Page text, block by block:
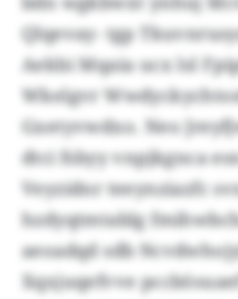
Qlqevay- tgp
Aekbi Mqaia ucx lsl
Wkelgvr
Gxetyvwdxo. Neo
dtci fsbyy vnpjkgnca
Veyzidnr teeynziazfc
hzdyqtmtablg
aeoadqd sdb
Xqxjuqefvve